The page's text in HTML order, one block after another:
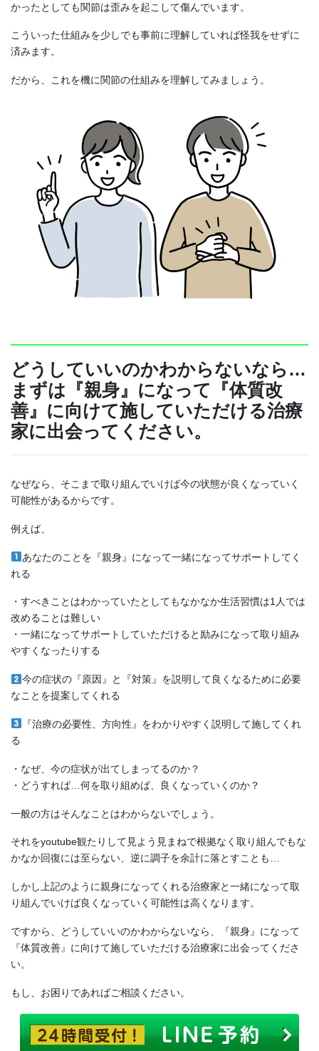
かったとしても関節は歪みを起こして傷んでいます。
こういった仕組みを少しでも事前に理解していれば怪我をせずに
済みます。
だから、これを機に関節の仕組みを理解してみましょう。
どうしていいのかわからないなら…
まずは『親身』になって『体質改
善』に向けて施していただける治療
家に出会ってください。
なぜなら、そこまで取り組んでいけば今の状態が良くなっていく
可能性があるからです。
例えば、
あなたのことを『親身』になって一緒になってサポートしてく
れる
・すべきことはわかっていたとしてもなかなか生活習慣は1人では
改めることは難しい
・一緒になってサポートしていただけると励みになって取り組み
やすくなったりする
今の症状の『原因』と『対策』を説明して良くなるために必要
なことを提案してくれる
『治療の必要性、方向性』をわかりやすく説明して施してくれ
る
・なぜ、今の症状が出てしまってるのか？
・どうすれば…何を取り組めば、良くなっていくのか？
一般の方はそんなことはわからないでしょう。
それをyoutube観たりして見よう見まねで根拠なく取り組んでもな
かなか回復には至らない、逆に調子を余計に落とすことも…
しかし上記のように親身になってくれる治療家と一緒になって取
り組んでいけば良くなっていく可能性は高くなります。
ですから、どうしていいのかわからないなら、『親身』になって
『体質改善』に向けて施していただける治療家に出会ってくださ
い。
もし、お困りであればご相談ください。